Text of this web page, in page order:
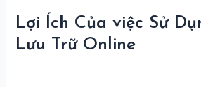
Lợi Ích Của việc Sử
Lưu Trữ Online